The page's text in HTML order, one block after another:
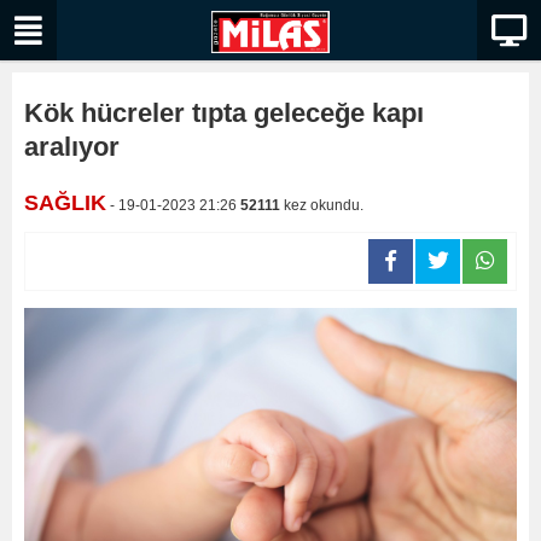
Kök hücreler tıpta geleceğe kapı
aralıyor
SAĞLIK - 19-01-2023 21:26 52111 kez okundu.